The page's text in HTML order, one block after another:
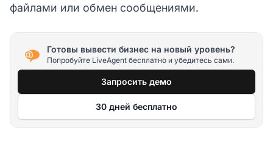
файлами или обмен сообщениями.
Готовы вывести бизнес на новый уровень?
Попробуйте LiveAgent бесплатно и убедитесь сами.
Запросить демо
30 дней бесплатно